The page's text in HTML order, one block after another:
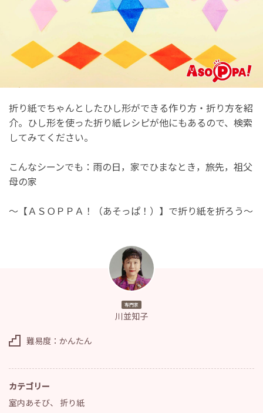
折り紙でちゃんとしたひし形ができる作り方・折り方を紹
介。ひし形を使った折り紙レシピが他にもあるので、検索
してみてください。
こんなシーンでも：雨の日，家でひまなとき，旅先，祖父
母の家
～【ＡＳＯＰＰＡ！（あそっぱ！）】で折り紙を折ろう～
専門家
川並知子
難易度：かんたん
カテゴリー
室内あそび、 折り紙